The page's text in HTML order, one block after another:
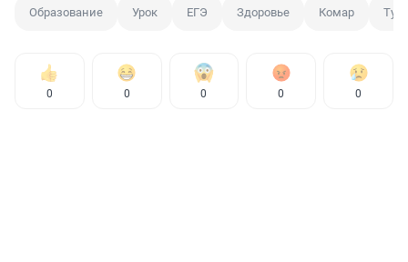
Образование Урок ЕГЭ Здоровье Комар
0 0 0 0 0